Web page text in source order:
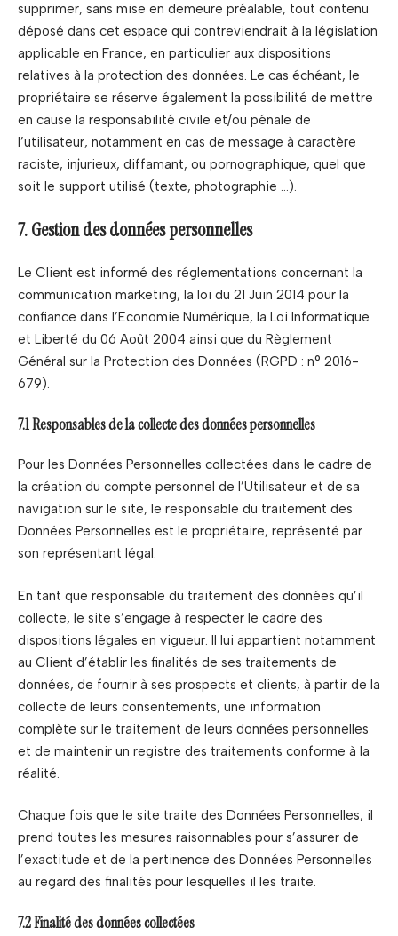
supprimer, sans mise en demeure préalable, tout contenu
déposé dans cet espace qui contreviendrait à la législation
applicable en France, en particulier aux dispositions
relatives à la protection des données. Le cas échéant, le
propriétaire se réserve également la possibilité de mettre
en cause la responsabilité civile et/ou pénale de
l’utilisateur, notamment en cas de message à caractère
raciste, injurieux, diffamant, ou pornographique, quel que
soit le support utilisé (texte, photographie …).
7. Gestion des données personnelles
Le Client est informé des réglementations concernant la
communication marketing, la loi du 21 Juin 2014 pour la
confiance dans l’Economie Numérique, la Loi Informatique
et Liberté du 06 Août 2004 ainsi que du Règlement
Général sur la Protection des Données (RGPD : n° 2016-
679).
7.1 Responsables de la collecte des données personnelles
Pour les Données Personnelles collectées dans le cadre de
la création du compte personnel de l’Utilisateur et de sa
navigation sur le site, le responsable du traitement des
Données Personnelles est le propriétaire, représenté par
son représentant légal.
En tant que responsable du traitement des données qu’il
collecte, le site s’engage à respecter le cadre des
dispositions légales en vigueur. Il lui appartient notamment
au Client d’établir les finalités de ses traitements de
données, de fournir à ses prospects et clients, à partir de la
collecte de leurs consentements, une information
complète sur le traitement de leurs données personnelles
et de maintenir un registre des traitements conforme à la
réalité.
Chaque fois que le site traite des Données Personnelles, il
prend toutes les mesures raisonnables pour s’assurer de
l’exactitude et de la pertinence des Données Personnelles
au regard des finalités pour lesquelles il les traite.
7.2 Finalité des données collectées